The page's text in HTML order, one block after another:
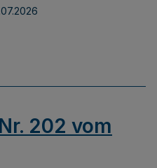
202 vom